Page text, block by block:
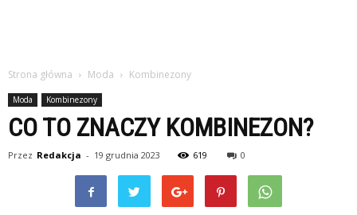
Strona główna Moda Kombinezony
Moda Kombinezony
CO TO ZNACZY KOMBINEZON?
Przez Redakcja - 19 grudnia 2023 619 0